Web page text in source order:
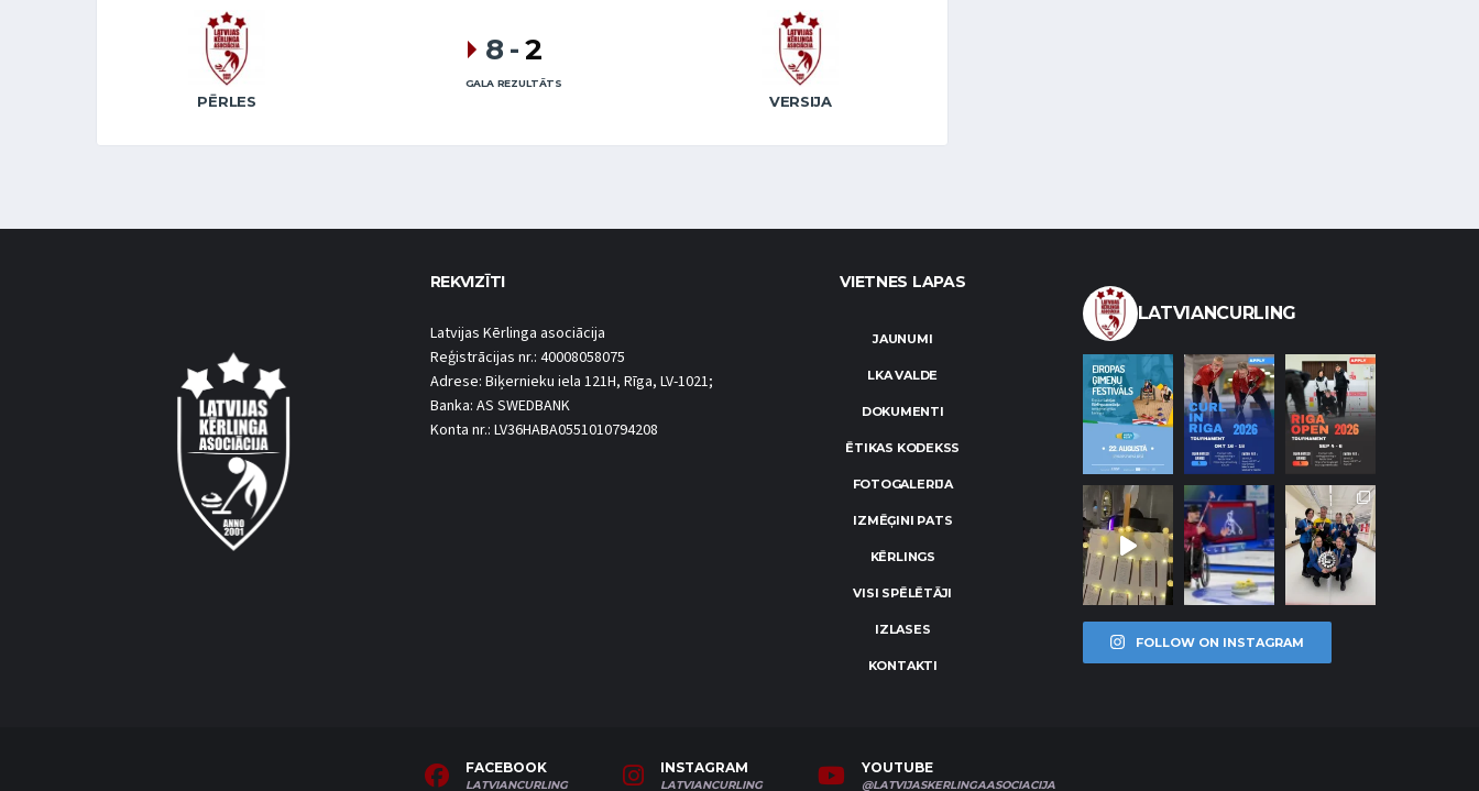
PĒRLES VERSIJA
8 -2
GALA REZULTĀTS
REKVIZĪTI
Latvijas Kērlinga asociācija
Reģistrācijas nr.: 40008058075
Adrese: Biķernieku iela 121H, Rīga, LV-1021;
Banka: AS SWEDBANK
Konta nr.: LV36HABA0551010794208
VIETNES LAPAS
JAUNUMI
LKA VALDE
DOKUMENTI
ĒTIKAS KODEKSS
FOTOGALERIJA
IZMĒĢINI PATS
KĒRLINGS
VISI SPĒLĒTĀJI
IZLASES
KONTAKTI
LATVIANCURLING
FOLLOW ON INSTAGRAM
FACEBOOK
LATVIANCURLING
INSTAGRAM
LATVIANCURLING
YOUTUBE
@LATVIJASKERLINGAASOCIACIJA